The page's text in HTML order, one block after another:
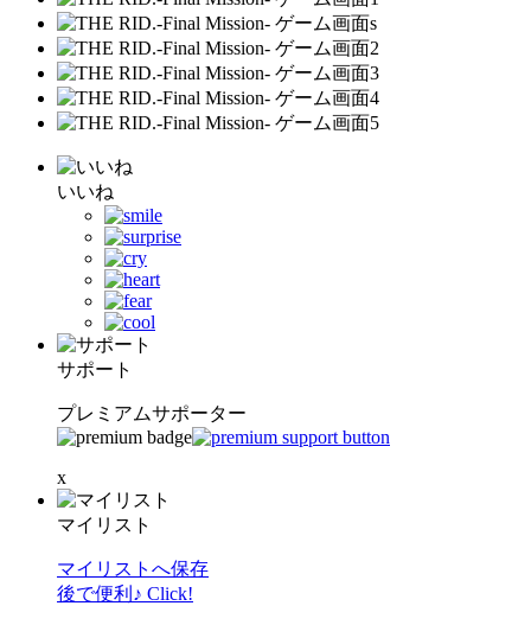
いいね
サポート
プレミアムサポーター
x
マイリスト
マイリストへ保存
後で便利♪ Click!